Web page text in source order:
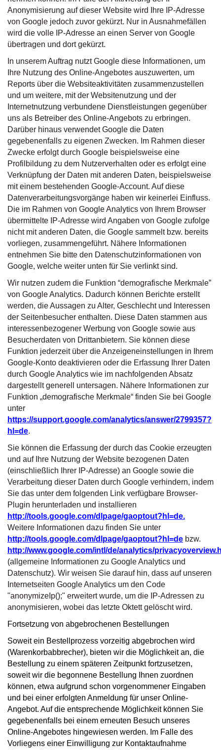
Anonymisierung auf dieser Website wird Ihre IP-Adresse
von Google jedoch zuvor gekürzt. Nur in Ausnahmefällen
wird die volle IP-Adresse an einen Server von Google
übertragen und dort gekürzt.
In unserem Auftrag nutzt Google diese Informationen, um
Ihre Nutzung des Online-Angebotes auszuwerten, um
Reports über die Websiteaktivitäten zusammenzustellen
und um weitere, mit der Websitenutzung und der
Internetnutzung verbundene Dienstleistungen gegenüber
uns als Betreiber des Online-Angebots zu erbringen.
Darüber hinaus verwendet Google die Daten
gegebenenfalls zu eigenen Zwecken. Im Rahmen dieser
Zwecke erfolgt durch Google beispielsweise eine
Profilbildung zu dem Nutzerverhalten oder es erfolgt eine
Verknüpfung der Daten mit anderen Daten, beispielsweise
mit einem bestehenden Google-Account. Auf diese
Datenverarbeitungsvorgänge haben wir keinerlei Einfluss.
Die im Rahmen von Google Analytics von Ihrem Browser
übermittelte IP-Adresse wird Angaben von Google zufolge
nicht mit anderen Daten, die Google sammelt bzw. bereits
vorliegen, zusammengeführt. Nähere Informationen
entnehmen Sie bitte den Datenschutzinformationen von
Google, welche weiter unten für Sie verlinkt sind.
Wir nutzen zudem die Funktion “demografische Merkmale”
von Google Analytics. Dadurch können Berichte erstellt
werden, die Aussagen zu Alter, Geschlecht und Interessen
der Seitenbesucher enthalten. Diese Daten stammen aus
interessenbezogener Werbung von Google sowie aus
Besucherdaten von Drittanbietern. Sie können diese
Funktion jederzeit über die Anzeigeneinstellungen in Ihrem
Google-Konto deaktivieren oder die Erfassung Ihrer Daten
durch Google Analytics wie im nachfolgenden Absatz
dargestellt generell untersagen. Nähere Informationen zur
Funktion „demografische Merkmale“ finden Sie bei Google
unter
https://support.google.com/analytics/answer/2799357?
hl=de.
Sie können die Erfassung der durch das Cookie erzeugten
und auf Ihre Nutzung der Website bezogenen Daten
(einschließlich Ihrer IP-Adresse) an Google sowie die
Verarbeitung dieser Daten durch Google verhindern, indem
Sie das unter dem folgenden Link verfügbare Browser-
Plugin herunterladen und installieren
http://tools.google.com/dlpage/gaoptout?hl=de.
Weitere Informationen dazu finden Sie unter
http://tools.google.com/dlpage/gaoptout?hl=de bzw.
http://www.google.com/intl/de/analytics/
(allgemeine Informationen zu Google Analytics und
Datenschutz). Wir weisen Sie darauf hin, dass auf unseren
Internetseiten Google Analytics um den Code
"anonymizeIp();" erweitert wurde, um die IP-Adressen zu
anonymisieren, wobei das letzte Oktett gelöscht wird.
Fortsetzung von abgebrochenen Bestellungen
Soweit ein Bestellprozess vorzeitig abgebrochen wird
(Warenkorbabbrecher), bieten wir die Möglichkeit an, die
Bestellung zu einem späteren Zeitpunkt fortzusetzen,
soweit wir die begonnene Bestellung Ihnen zuordnen
können, etwa aufgrund schon vorgenommener Eingaben
und bei einer erfolgten Anmeldung für unser Online-
Angebot. Auf die entsprechende Möglichkeit können Sie
gegebenenfalls bei einem erneuten Besuch unseres
Online-Angebotes hingewiesen werden. Im Falle des
Vorliegens einer Einwilligung zur Kontaktaufnahme